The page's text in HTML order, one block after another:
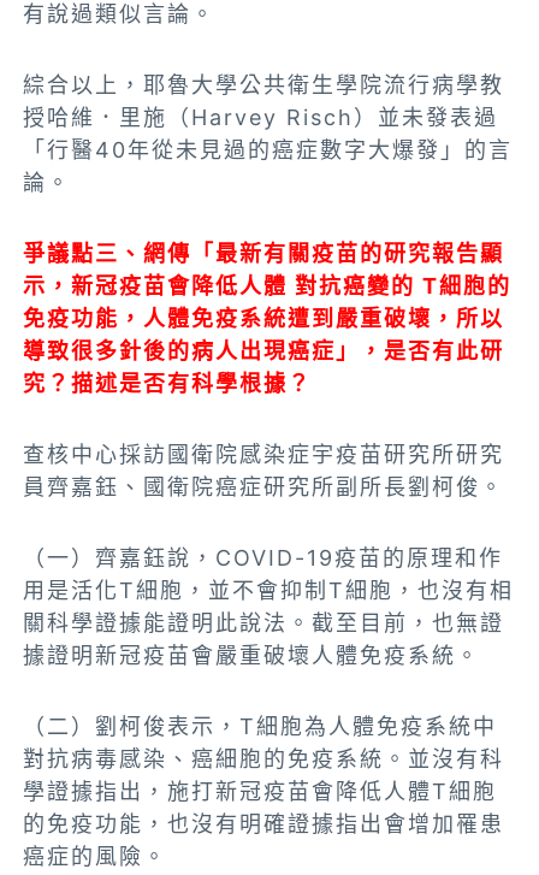
有說過類似言論。
綜合以上，耶魯大學公共衛生學院流行病學教
授哈維．里施（Harvey Risch） 並未發表過
「行醫40年從未見過的癌症數字大爆發」的言
論。
爭議點三、網傳「最新有關疫苗的研究報告顯
示，新冠疫苗會降低人體 對抗癌變的 T細胞的
免疫功能，人體免疫系統遭到嚴重破壞，所以
導致很多針後的病人出現癌症」，是否有此研
究？描述是否有科學根據？
查核中心採訪國衛院感染症宇疫苗研究所研究
員齊嘉鈺、國衛院癌症研究所副所長劉柯俊。
（一）齊嘉鈺說，COVID-19疫苗的原理和作
用是活化T細胞，並不會抑制T細胞，也沒有相
關科學證據能證明此說法。截至目前，也無證
據證明新冠疫苗會嚴重破壞人體免疫系統。
（二）劉柯俊表示，T細胞為人體免疫系統中
對抗病毒感染、癌細胞的免疫系統。並沒有科
學證據指出，施打新冠疫苗會降低人體T細胞
的免疫功能，也沒有明確證據指出會增加罹患
癌症的風險。